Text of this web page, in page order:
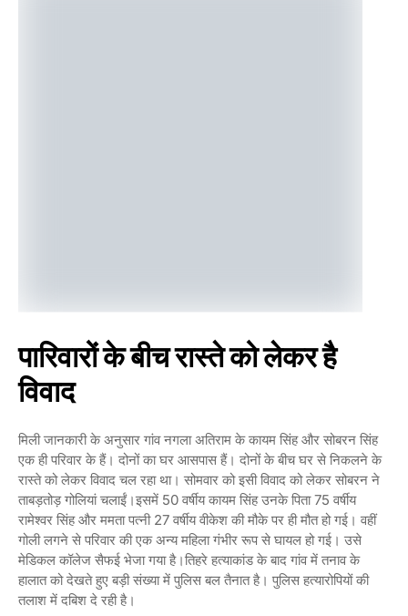
पारिवारों के बीच रास्ते को लेकर है
विवाद
मिली जानकारी के अनुसार गांव नगला अतिराम के कायम सिंह और सोबरन सिंह
एक ही परिवार के हैं। दोनों का घर आसपास हैं। दोनों के बीच घर से निकलने के
रास्ते को लेकर विवाद चल रहा था। सोमवार को इसी विवाद को लेकर सोबरन ने
ताबड़तोड़ गोलियां चलाईं।इसमें 50 वर्षीय कायम सिंह उनके पिता 75 वर्षीय
रामेश्वर सिंह और ममता पत्नी 27 वर्षीय वीकेश की मौके पर ही मौत हो गई। वहीं
गोली लगने से परिवार की एक अन्य महिला गंभीर रूप से घायल हो गई। उसे
मेडिकल कॉलेज सैफई भेजा गया है।तिहरे हत्याकांड के बाद गांव में तनाव के
हालात को देखते हुए बड़ी संख्या में पुलिस बल तैनात है। पुलिस हत्यारोपियों की
तलाश में दबिश दे रही है।